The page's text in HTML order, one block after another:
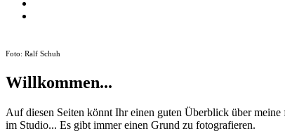
Foto: Ralf Schuh
Willkommen...
Auf diesen Seiten könnt Ihr einen guten Überblick über
im Studio... Es gibt immer einen Grund zu fotografieren.